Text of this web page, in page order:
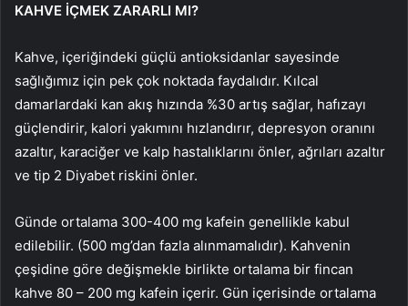
KAHVE İÇMEK ZARARLI MI?
Kahve, içeriğindeki güçlü antioksidanlar sayesinde
sağlığımız için pek çok noktada faydalıdır. Kılcal
damarlardaki kan akış hızında %30 artış sağlar, hafızayı
güçlendirir, kalori yakımını hızlandırır, depresyon oranını
azaltır, karaciğer ve kalp hastalıklarını önler, ağrıları azaltır
ve tip 2 Diyabet riskini önler.
Günde ortalama 300-400 mg kafein genellikle kabul
edilebilir. (500 mg’dan fazla alınmamalıdır). Kahvenin
çeşidine göre değişmekle birlikte ortalama bir fincan
kahve 80 – 200 mg kafein içerir. Gün içerisinde ortalama